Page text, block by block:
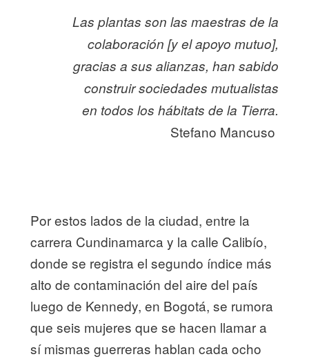
Las plantas son las maestras de la
colaboración [y el apoyo mutuo],
gracias a sus alianzas, han sabido
construir sociedades mutualistas
en todos los hábitats de la Tierra.
Stefano Mancuso
Por estos lados de la ciudad, entre la
carrera Cundinamarca y la calle Calibío,
donde se registra el segundo índice más
alto de contaminación del aire del país
luego de Kennedy, en Bogotá, se rumora
que seis mujeres que se hacen llamar a
sí mismas guerreras hablan cada ocho